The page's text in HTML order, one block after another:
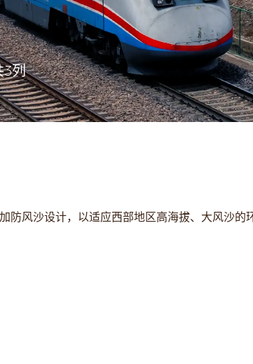
3列
风沙设计，以适应西部地区高海拔、大风沙的